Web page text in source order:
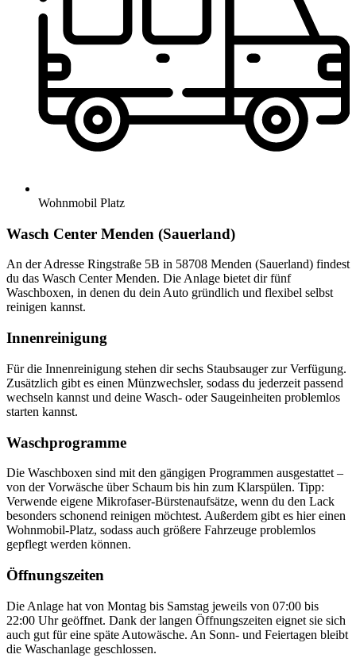
Wohnmobil Platz
Wasch Center Menden (Sauerland)
An der Adresse Ringstraße 5B in 58708 Menden (Sauerland) findest
du das Wasch Center Menden. Die Anlage bietet dir fünf
Waschboxen, in denen du dein Auto gründlich und flexibel selbst
reinigen kannst.
Innenreinigung
Für die Innenreinigung stehen dir sechs Staubsauger zur Verfügung.
Zusätzlich gibt es einen Münzwechsler, sodass du jederzeit passend
wechseln kannst und deine Wasch- oder Saugeinheiten problemlos
starten kannst.
Waschprogramme
Die Waschboxen sind mit den gängigen Programmen ausgestattet –
von der Vorwäsche über Schaum bis hin zum Klarspülen. Tipp:
Verwende eigene Mikrofaser-Bürstenaufsätze, wenn du den Lack
besonders schonend reinigen möchtest. Außerdem gibt es hier einen
Wohnmobil-Platz, sodass auch größere Fahrzeuge problemlos
gepflegt werden können.
Öffnungszeiten
Die Anlage hat von Montag bis Samstag jeweils von 07:00 bis
22:00 Uhr geöffnet. Dank der langen Öffnungszeiten eignet sie sich
auch gut für eine späte Autowäsche. An Sonn- und Feiertagen bleibt
die Waschanlage geschlossen.